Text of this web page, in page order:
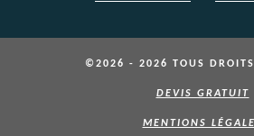
©2026 - 2026 TOUS DROITS
DEVIS GRATUIT
MENTIONS